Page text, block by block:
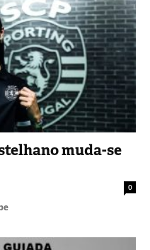
muda-se
0